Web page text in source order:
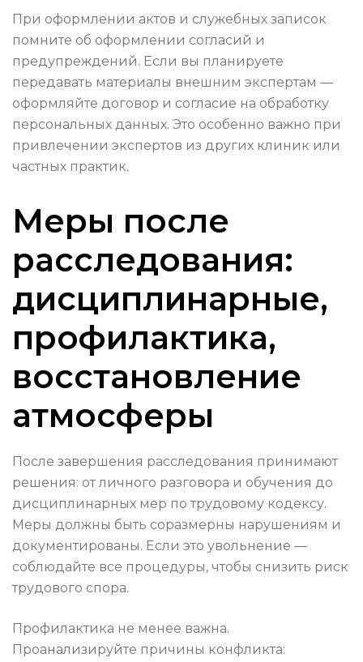
При оформлении актов и служебных записок
помните об оформлении согласий и
предупреждений. Если вы планируете
передавать материалы внешним экспертам —
оформляйте договор и согласие на обработку
персональных данных. Это особенно важно при
привлечении экспертов из других клиник или
частных практик.
Меры после
расследования:
дисциплинарные,
профилактика,
восстановление
атмосферы
После завершения расследования принимают
решения: от личного разговора и обучения до
дисциплинарных мер по трудовому кодексу.
Меры должны быть соразмерны нарушениям и
документированы. Если это увольнение —
соблюдайте все процедуры, чтобы снизить риск
трудового спора.
Профилактика не менее важна.
Проанализируйте причины конфликта: